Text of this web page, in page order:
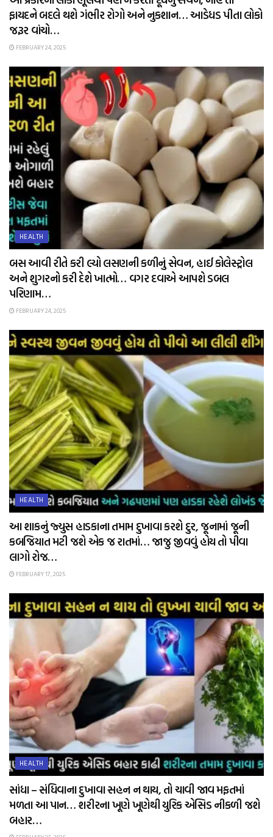
ફાયદને બદલે થશે ગંભીર રોગો અને નુકશાન… આડેધડ પીતા લોકો
જરૂર વાંચો…
FEBRUARY 24, 2025
HEALTH
બસ આવી રીતે કરી લ્યો લસણની કળીનું સેવન, હાઈ કોલેસ્ટ્રોલ
અને શુગરનો કરી દેશે ખાત્મો… વગર દવાએ આપશે ડબલ
પરિણામ…
FEBRUARY 24, 2025
HEALTH
આ શાકનું જ્યુસ હાડકાના તમામ દુખાવા કરશે દુર, જૂનામાં જૂની
કબજિયાત મટી જશે એક જ રાતમાં… જાજુ જીવવું હોય તો પીવા
લાગો રોજ…
FEBRUARY 17, 2025
HEALTH
સાંધા – સંધિવાના દુખાવા સહન ન થાય, તો ચાવી જાવ મફતમાં
મળતા આ પાન… શરીરના ખૂણે ખૂણેથી યુરિક એસિડ નીકળી જશે
બહાર…